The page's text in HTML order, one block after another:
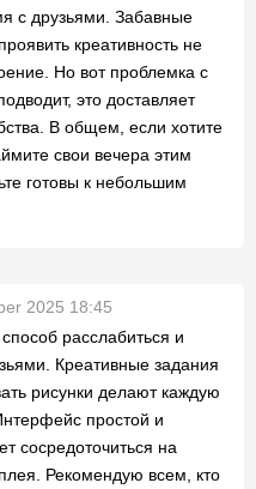
с друзьями. Забавные
креативность не
Но вот проблемка с
это доставляет
В общем, если хотите
свои вечера этим
готовы к небольшим
2025 18:45
расслабиться и
Креативные задания
рисунки делают каждую
простой и
сосредоточиться на
Рекомендую всем, кто